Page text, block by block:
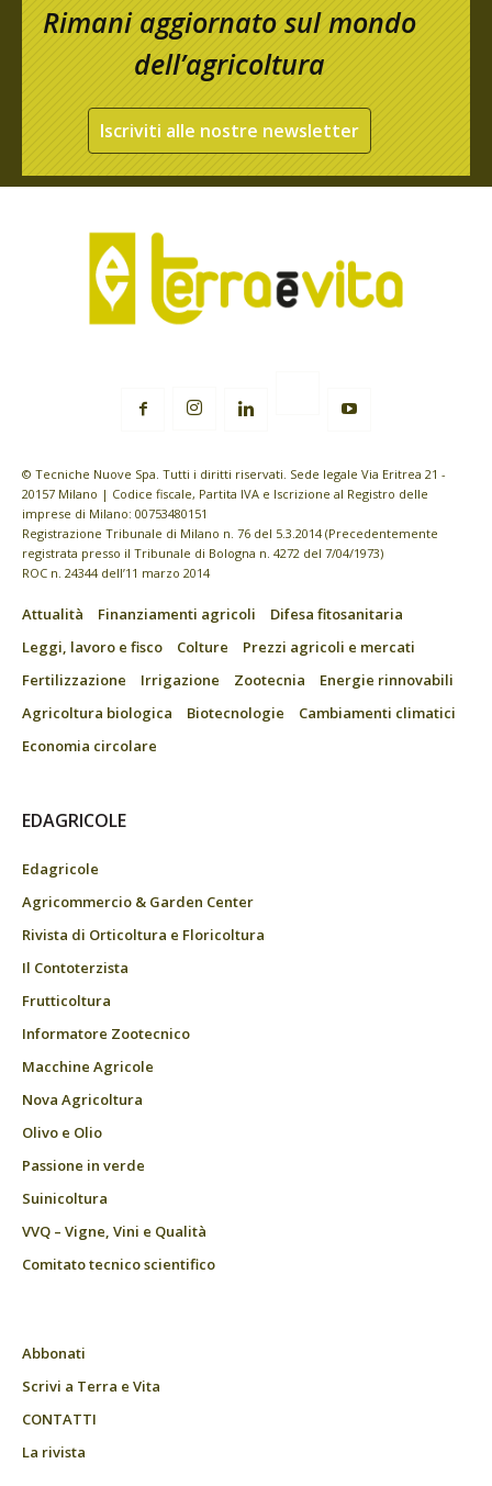
Rimani aggiornato sul mondo
dell’agricoltura
Iscriviti alle nostre newsletter
© Tecniche Nuove Spa. Tutti i diritti riservati. Sede legale Via Eritrea 21 -
20157 Milano | Codice fiscale, Partita IVA e Iscrizione al Registro delle
imprese di Milano: 00753480151
Registrazione Tribunale di Milano n. 76 del 5.3.2014 (Precedentemente
registrata presso il Tribunale di Bologna n. 4272 del 7/04/1973)
ROC n. 24344 dell’11 marzo 2014
Attualità Finanziamenti agricoli
Difesa fitosanitaria
Leggi, lavoro e fisco
Colture
Prezzi agricoli e mercati
Fertilizzazione
Irrigazione Zootecnia
Energie rinnovabili
Agricoltura biologica
Biotecnologie
Cambiamenti climatici
Economia circolare
EDAGRICOLE
Edagricole
Agricommercio & Garden Center
Rivista di Orticoltura e Floricoltura
Il Contoterzista
Frutticoltura
Informatore Zootecnico
Macchine Agricole
Nova Agricoltura
Olivo e Olio
Passione in verde
Suinicoltura
VVQ – Vigne, Vini e Qualità
Comitato tecnico scientifico
Abbonati
Scrivi a Terra e Vita
CONTATTI
La rivista